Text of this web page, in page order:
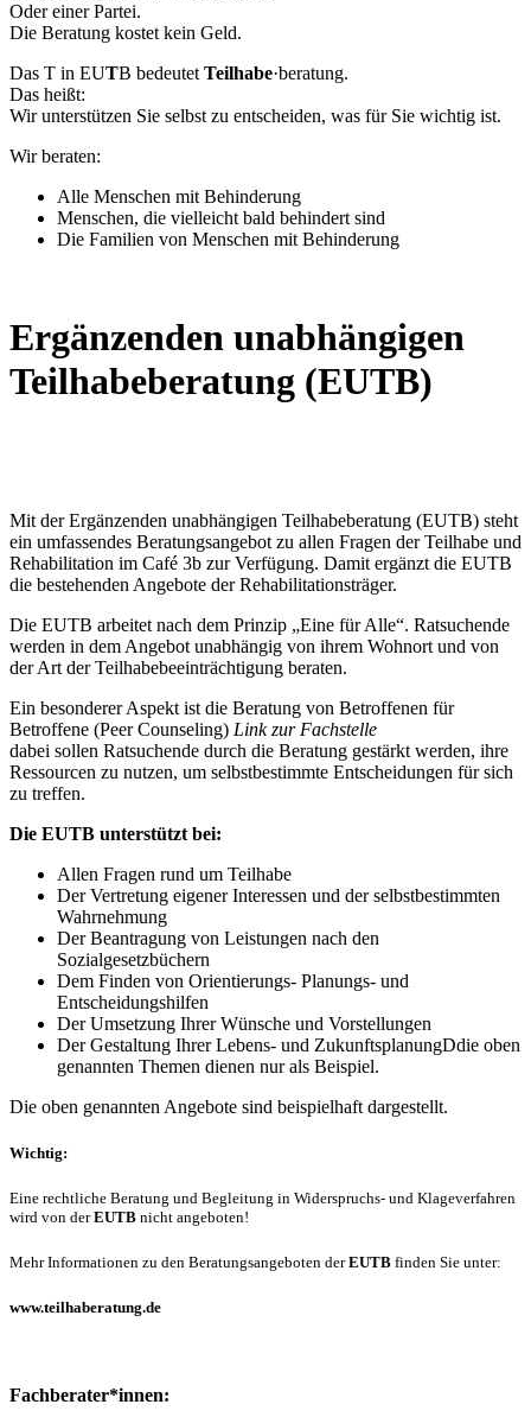
Oder einer Partei.
Die Beratung kostet kein Geld.
Das T in EUTB bedeutet Teilhabe·beratung.
Das heißt:
Wir unterstützen Sie selbst zu entscheiden, was für Sie wichtig ist.
Wir beraten:
Alle Menschen mit Behinderung
Menschen, die vielleicht bald behindert sind
Die Familien von Menschen mit Behinderung
Ergänzenden unabhängigen
Teilhabeberatung (EUTB)
Mit der Ergänzenden unabhängigen Teilhabeberatung (EUTB) steht
ein umfassendes Beratungsangebot zu allen Fragen der Teilhabe und
Rehabilitation im Café 3b zur Verfügung. Damit ergänzt die EUTB
die bestehenden Angebote der Rehabilitationsträger.
Die EUTB arbeitet nach dem Prinzip „Eine für Alle“. Ratsuchende
werden in dem Angebot unabhängig von ihrem Wohnort und von
der Art der Teilhabebeeinträchtigung beraten.
Ein besonderer Aspekt ist die Beratung von Betroffenen für
Betroffene (Peer Counseling) Link zur Fachstelle
dabei sollen Ratsuchende durch die Beratung gestärkt werden, ihre
Ressourcen zu nutzen, um selbstbestimmte Entscheidungen für sich
zu treffen.
Die EUTB unterstützt bei:
Allen Fragen rund um Teilhabe
Der Vertretung eigener Interessen und der selbstbestimmten
Wahrnehmung
Der Beantragung von Leistungen nach den
Sozialgesetzbüchern
Dem Finden von Orientierungs- Planungs- und
Entscheidungshilfen
Der Umsetzung Ihrer Wünsche und Vorstellungen
Der Gestaltung Ihrer Lebens- und ZukunftsplanungDdie oben
genannten Themen dienen nur als Beispiel.
Die oben genannten Angebote sind beispielhaft dargestellt.
Wichtig:
Eine rechtliche Beratung und Begleitung in Widerspruchs- und Klageverfahren
wird von derEUTB nicht angeboten!
Mehr Informationen zu den Beratungsangeboten derEUTB finden Sie unter:
www.teilhaberatung.de
Fachberater*innen: